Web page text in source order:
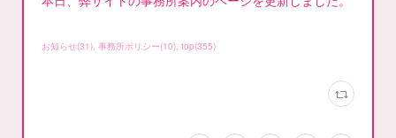
お知らせ(31) 事務所ポリシー(10) top(355)